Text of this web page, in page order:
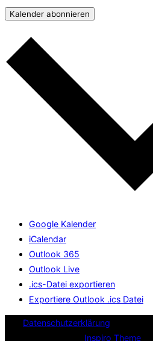
Kalender abonnieren
Google Kalender
iCalendar
Outlook 365
Outlook Live
.ics-Datei exportieren
Exportiere Outlook .ics Datei
Datenschutzerklärung
Inspiro Theme